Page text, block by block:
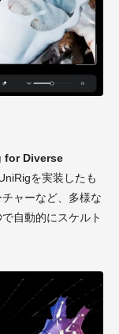
for Diverse
を実装したも
ャーなど、多様な
自動的にスケルト